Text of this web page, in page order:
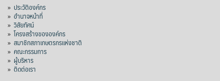
» ประวัติองค์กร
» อำนาจหน้าที่
» วิสัยทัศน์
» โครงสร้างขององค์กร
» สมาชิกสภาเกษตรกรแห่งชาติ
» คณะกรรมการ
» ผู้บริหาร
» ติดต่อเรา